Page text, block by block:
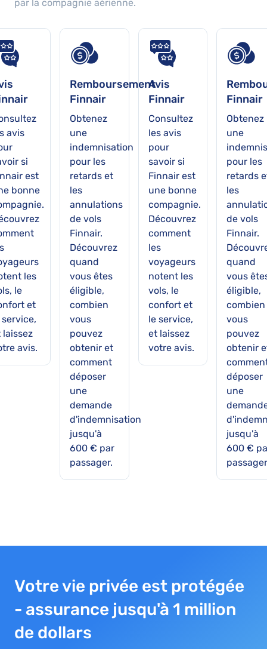
par la compagnie aérienne.
avis
si
est
bonne
les
le
et
laissez
avis.
Remboursement
Finnair
Obtenez
une
indemnisation
pour les
retards et
les
annulations
de vols
Finnair.
Découvrez
quand
vous êtes
éligible,
combien
vous
pouvez
obtenir et
comment
déposer
une
demande
d'indemnisation
jusqu'à
600 € par
passager.
Avis
Finnair
Consultez
les avis
pour
savoir si
Finnair est
une bonne
compagnie.
Découvrez
comment
les
voyageurs
notent les
vols, le
confort et
le service,
et laissez
votre avis.
Finnair
Obtenez
une
pour les
retards
les
de vols
Finnair.
quand
vous
éligible,
combien
vous
pouvez
obtenir
déposer
une
jusqu'à
600 €
Votre vie privée est protégée
- assurance jusqu'à 1 million
de dollars